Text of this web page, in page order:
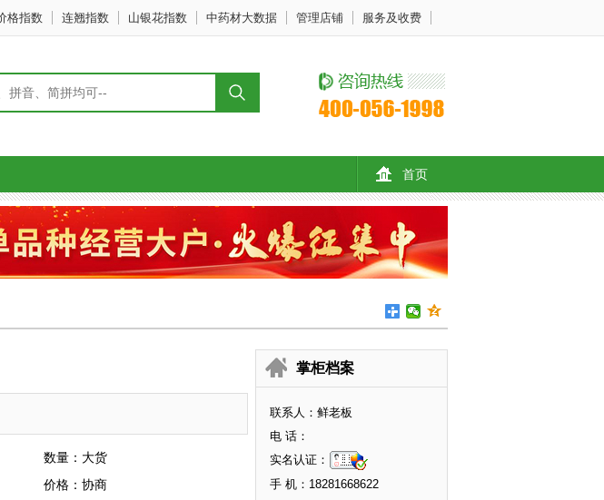
格指数 连翘指数 山银花指数 中药材大数据 管理店铺 服务及收费
首页
数量：大货
价格：协商
掌柜档案
联系人：鲜老板
电 话：
实名认证：
手 机：18281668622